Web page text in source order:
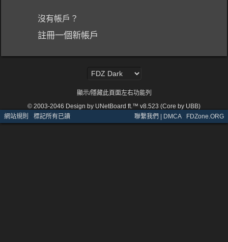
沒有帳戶？
註冊一個新帳戶
顯示/隱藏此頁面左右功能列
© 2003-2046 Design by UNetBoard ft.™ v8.523 (Core by UBB)
網站規則 · 標記所有已讀 聯繫我們 | DMCA· FDZone.ORG